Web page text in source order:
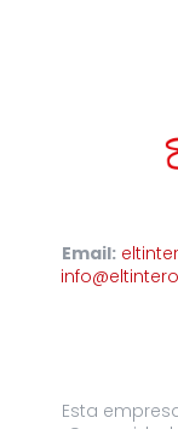
Email:
Esta